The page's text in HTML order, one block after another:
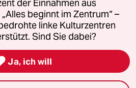
Kommune-Richtlinien
Impressum AGB
widerrufen (Ads)
der Einnahmen aus
beginnt im Zentrum“ –
linke Kulturzentren
Sind Sie dabei?
Ja, ich will